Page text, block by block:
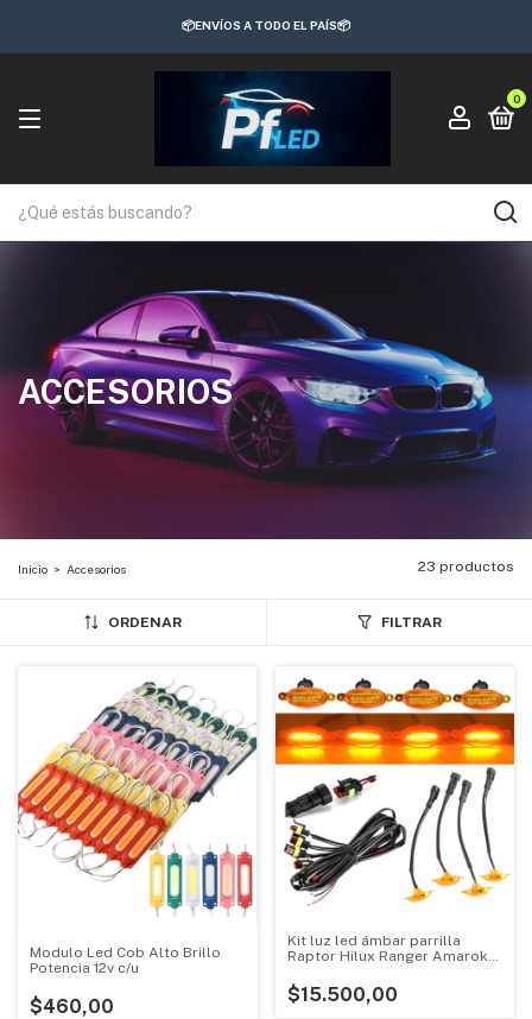
📦ENVÍOS A TODO EL PAÍS📦
0
ACCESORIOS
Inicio > Accesorios 23 productos
ORDENAR FILTRAR
Modulo Led Cob Alto Brillo
Potencia 12v c/u
$460,00
Kit luz led ámbar parrilla
Raptor Hilux Ranger Amarok
$15.500,00